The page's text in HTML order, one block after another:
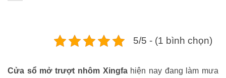
5/5 - (1 bình chọn)
Cửa sổ mở trượt nhôm Xingfahiện nay đang làm mưa